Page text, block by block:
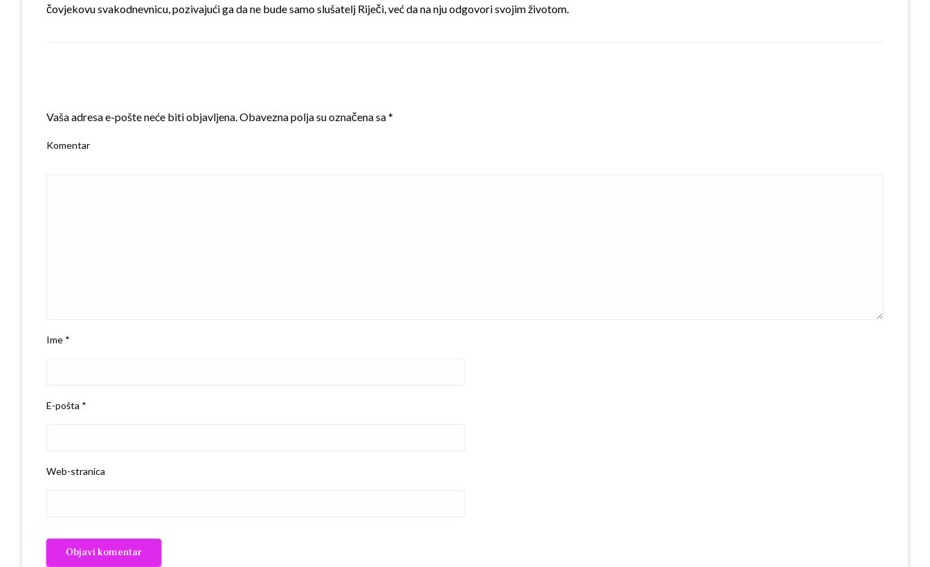
čovjekovu svakodnevnicu, pozivajući ga da ne bude samo slušatelj Riječi, već da na nju odgovori svojim životom.
Vaša adresa e-pošte neće biti objavljena.Obavezna polja su označena sa*
Komentar
Ime *
E-pošta *
Web-stranica